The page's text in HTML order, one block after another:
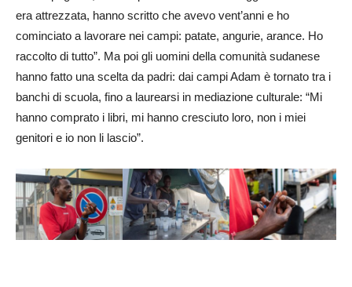
era attrezzata, hanno scritto che avevo vent’anni e ho
cominciato a lavorare nei campi: patate, angurie, arance. Ho
raccolto di tutto”. Ma poi gli uomini della comunità sudanese
hanno fatto una scelta da padri: dai campi Adam è tornato tra i
banchi di scuola, fino a laurearsi in mediazione culturale: “Mi
hanno comprato i libri, mi hanno cresciuto loro, non i miei
genitori e io non li lascio”.